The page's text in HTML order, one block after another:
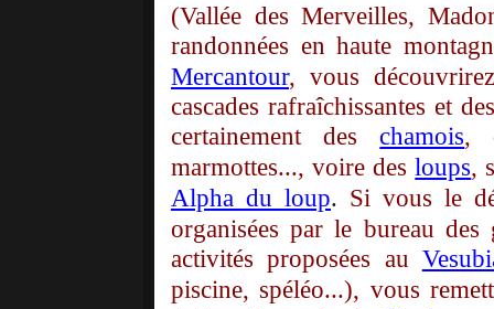
(Vallée des Merveilles,
randonnées en haute
Mercantour, vous
cascades rafraîchissantes et
certainement des
chamois,
marmottes..., voire des loups,
Alpha du loup. Si vous le
organisées par le bureau
activités proposées au
piscine, spéléo...), vous